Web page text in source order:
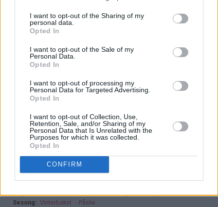
I want to opt-out of the Sharing of my
personal data.
Opted In
I want to opt-out of the Sale of my
Personal Data.
Opted In
I want to opt-out of processing my
Personal Data for Targeted Advertising.
Opted In
I want to opt-out of Collection, Use,
Retention, Sale, and/or Sharing of my
Personal Data that Is Unrelated with the
Purposes for which it was collected.
Opted In
CONFIRM
Rør minst mulig i deigen etter at hvetemelet er tilsatt.
Jeg bruker en ballongvisp og rører kun for hånd, og ikke
myk og saftig og ikke tung og kompakt.
kaken ut av formen og dra av bakepapiret, men da
risikerer du at en del av sukkeret drysser av. Av den
kakestykkene ut av langpannen med en stekespade.
Kaken er kjempefin å fryse!
15.10.2004
Populært
Barnas beste For travle dager
Trendy kaker
Sesong
Vinterbakst
Påske